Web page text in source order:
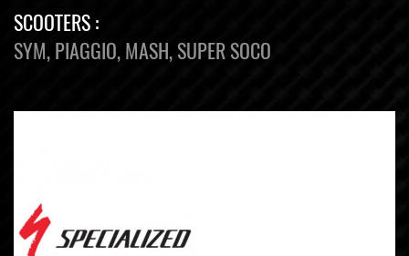
SCOOTERS :
SYM, PIAGGIO, MASH, SUPER SOCO